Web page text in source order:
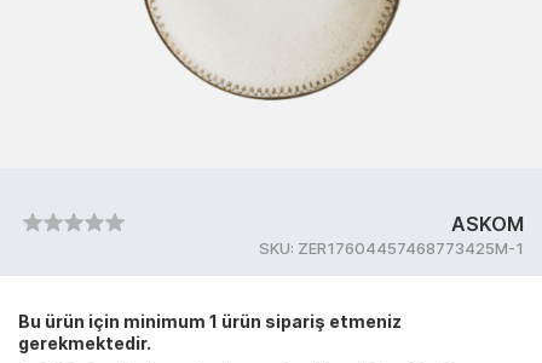
ASKOM
SKU: ZER17604457468773425M-1
Bu ürün için minimum 1 ürün sipariş etmeniz
gerekmektedir.